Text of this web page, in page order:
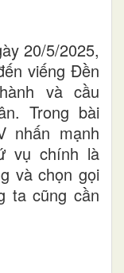
20/5/2025,
viếng Đền
và cầu
Trong bài
nhấn mạnh
vụ chính là
và chọn gọi
ta cũng cần